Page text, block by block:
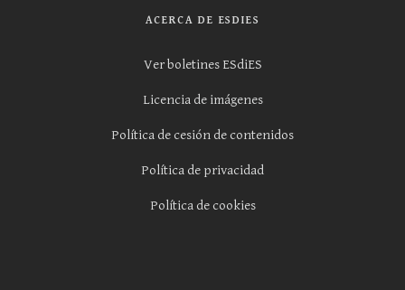
ACERCA DE ESDIES
Ver boletines ESdiES
Licencia de imágenes
Política de cesión de contenidos
Política de privacidad
Política de cookies